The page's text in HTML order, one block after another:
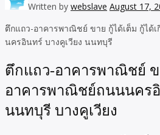
Written by webslave August 17,
ตึกแถว-อาคารพาณิชย์ ขาย กู้ได้เต็ม กู้ได้
นครอินทร์ บางคูเวียง นนทบุรี
ตึกแถว-อาคารพาณิชย์ ข
อาคารพาณิชย์ถนนนคร
นนทบุรี บางคูเวียง